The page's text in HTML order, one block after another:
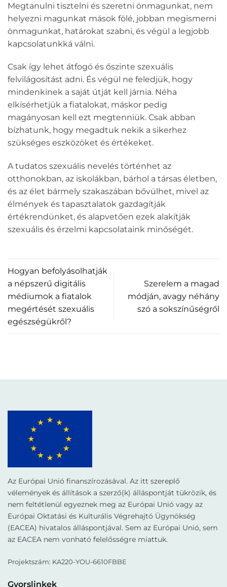
Megtanulni tisztelni és szeretni önmagunkat, nem
helyezni magunkat mások fölé, jobban megismerni
önmagunkat, határokat szabni, és végül a legjobb
kapcsolatunkká válni.
Csak így lehet átfogó és őszinte szexuális
felvilágosítást adni. És végül ne feledjük, hogy
mindenkinek a saját útját kell járnia. Néha
elkísérhetjük a fiatalokat, máskor pedig
magányosan kell ezt megtenniük. Csak abban
bízhatunk, hogy megadtuk nekik a sikerhez
szükséges eszközöket és értékeket.
A tudatos szexuális nevelés történhet az
otthonokban, az iskolákban, bárhol a társas életben,
és az élet bármely szakaszában bővülhet, mivel az
élmények és tapasztalatok gazdagítják
értékrendünket, és alapvetően ezek alakítják
szexuális és érzelmi kapcsolataink minőségét.
Hogyan befolyásolhatják
a népszerű digitális
médiumok a fiatalok
megértését szexuális
egészségükről?
Szerelem a magad
módján, avagy néhány
szó a sokszínűségről
Az Európai Unió finanszírozásával. Az itt szereplő
vélemények és állítások a szerző(k) álláspontját tükrözik, és
nem feltétlenül egyeznek meg az Európai Unió vagy az
Európai Oktatási és Kulturális Végrehajtó Ügynökség
(EACEA) hivatalos álláspontjával. Sem az Európai Unió, sem
az EACEA nem vonható felelősségre miattuk.
Projektszám: KA220-YOU-6610FBBE
Gyorslinkek